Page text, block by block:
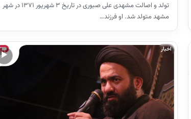
تولد و اصالت مشهدی علی صبوری در تاریخ ۳ شهریور ۱۳۷۱ در شهر
مشهد متولد شد. او فرزند…
▶
اخبار